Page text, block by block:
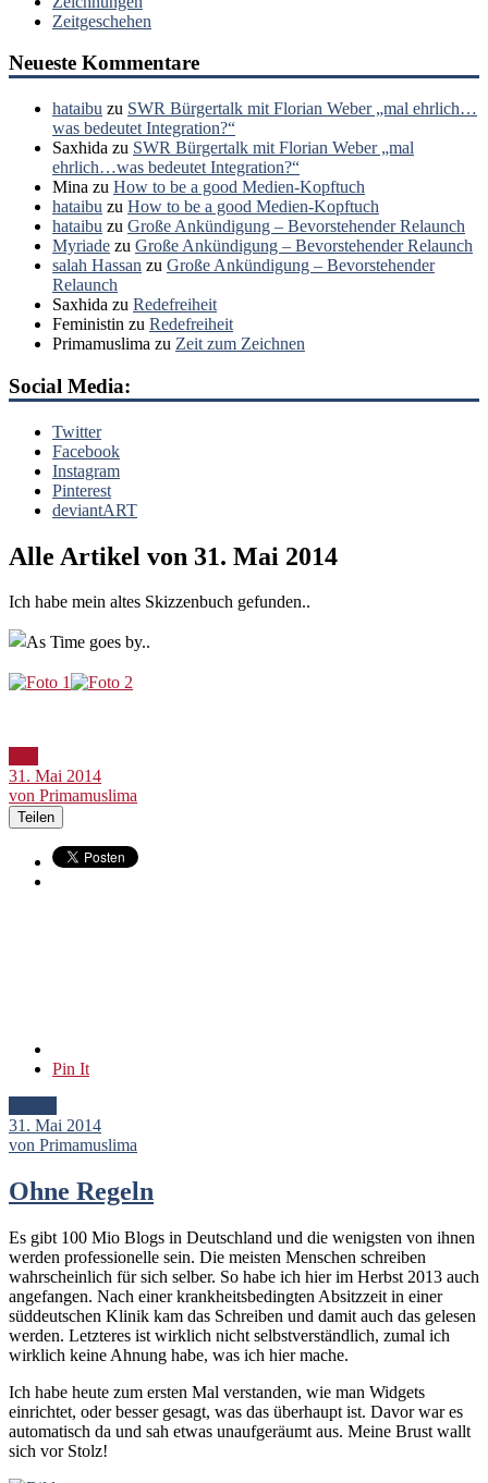
Zeitgeschehen
Neueste Kommentare
hataibu zu SWR Bürgertalk mit Florian Weber „mal ehrlich…
was bedeutet Integration?“
Saxhida zu SWR Bürgertalk mit Florian Weber „mal
ehrlich…was bedeutet Integration?“
Mina zu How to be a good Medien-Kopftuch
hataibu zu How to be a good Medien-Kopftuch
hataibu zu Große Ankündigung – Bevorstehender Relaunch
Myriade zu Große Ankündigung – Bevorstehender Relaunch
salah Hassan zu Große Ankündigung – Bevorstehender
Relaunch
Saxhida zu Redefreiheit
Feministin zu Redefreiheit
Primamuslima zu Zeit zum Zeichnen
Social Media:
Twitter
Facebook
Instagram
Pinterest
deviantART
Alle Artikel von 31. Mai 2014
Ich habe mein altes Skizzenbuch gefunden..
31. Mai 2014
von Primamuslima
Teilen
Pin It
31. Mai 2014
von Primamuslima
Ohne Regeln
Es gibt 100 Mio Blogs in Deutschland und die wenigsten von ihnen
werden professionelle sein. Die meisten Menschen schreiben
wahrscheinlich für sich selber. So habe ich hier im Herbst 2013 auch
angefangen. Nach einer krankheitsbedingten Absitzzeit in einer
süddeutschen Klinik kam das Schreiben und damit auch das gelesen
werden. Letzteres ist wirklich nicht selbstverständlich, zumal ich
wirklich keine Ahnung habe, was ich hier mache.
Ich habe heute zum ersten Mal verstanden, wie man Widgets
einrichtet, oder besser gesagt, was das überhaupt ist. Davor war es
automatisch da und sah etwas unaufgeräumt aus. Meine Brust wallt
sich vor Stolz!